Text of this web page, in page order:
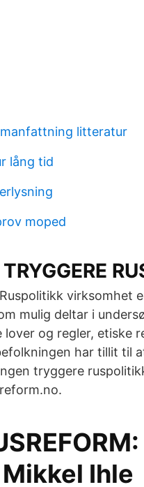
litteratur
lång tid
moped
virksomhet
mulig deltar i
lover og regler, etiske
har tillit til
tryggere
Ihle